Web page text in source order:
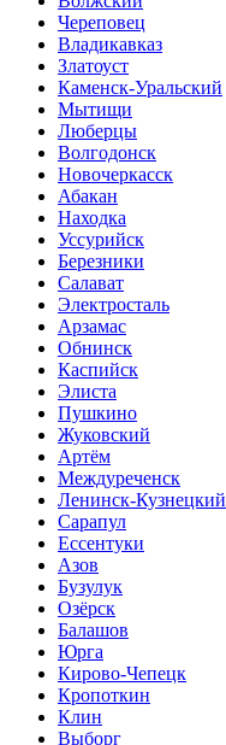
Череповец
Владикавказ
Златоуст
Каменск-Уральский
Мытищи
Люберцы
Волгодонск
Новочеркасск
Абакан
Находка
Уссурийск
Березники
Салават
Электросталь
Арзамас
Обнинск
Каспийск
Элиста
Пушкино
Жуковский
Артём
Междуреченск
Ленинск-Кузнецкий
Сарапул
Ессентуки
Азов
Бузулук
Озёрск
Балашов
Юрга
Кирово-Чепецк
Кропоткин
Клин
Выборг